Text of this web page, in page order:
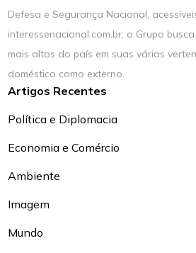
Defesa e Segurança Nacional,
interessenacional.com.br, o Grupo
mais altos do país em suas várias
doméstico como externo.
Artigos Recentes
Política e Diplomacia
Economia e Comércio
Ambiente
Imagem
Mundo